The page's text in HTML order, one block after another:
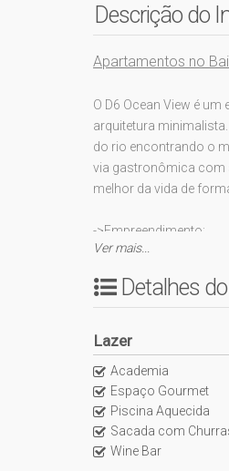
Descrição do
Apartamentos no
O D6 Ocean View é
arquitetura
do rio encontrando o
via gastronômica com
melhor da vida de
->Empreendimento:
Elevador de
Sistema de
Som ambiente
Máquina de gelo
Área de Lazer
Ocean Loung
Gerador
Ocean Market
Ver mais...
Detalhes
Lazer
Academia
Espaço Gourmet
Piscina Aquecida
Sacada com
Wine Bar